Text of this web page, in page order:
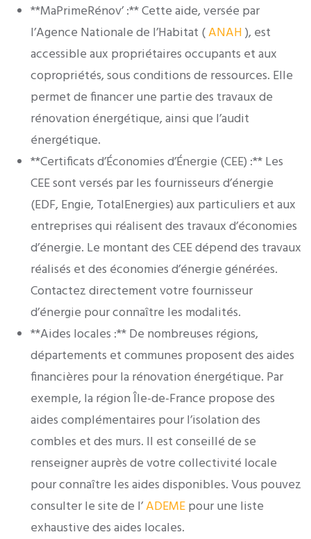
**MaPrimeRénov’ :** Cette aide, versée par
l’Agence Nationale de l’Habitat (ANAH), est
accessible aux propriétaires occupants et aux
copropriétés, sous conditions de ressources. Elle
permet de financer une partie des travaux de
rénovation énergétique, ainsi que l’audit
énergétique.
**Certificats d’Économies d’Énergie (CEE) :** Les
CEE sont versés par les fournisseurs d’énergie
(EDF, Engie, TotalEnergies) aux particuliers et aux
entreprises qui réalisent des travaux d’économies
d’énergie. Le montant des CEE dépend des travaux
réalisés et des économies d’énergie générées.
Contactez directement votre fournisseur
d’énergie pour connaître les modalités.
**Aides locales :** De nombreuses régions,
départements et communes proposent des aides
financières pour la rénovation énergétique. Par
exemple, la région Île-de-France propose des
aides complémentaires pour l’isolation des
combles et des murs. Il est conseillé de se
renseigner auprès de votre collectivité locale
pour connaître les aides disponibles. Vous pouvez
consulter le site de l’ADEMEpour une liste
exhaustive des aides locales.